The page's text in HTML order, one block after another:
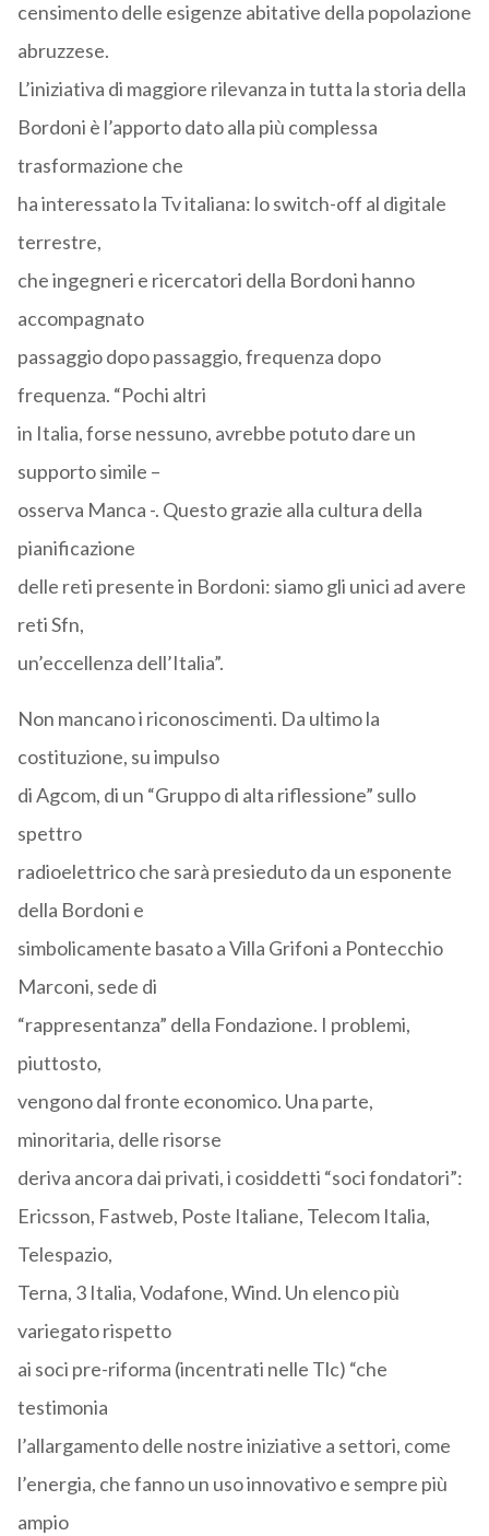
censimento delle esigenze abitative della popolazione
abruzzese.
L’iniziativa di maggiore rilevanza in tutta la storia della
Bordoni è l’apporto dato alla più complessa
trasformazione che
ha interessato la Tv italiana: lo switch-off al digitale
terrestre,
che ingegneri e ricercatori della Bordoni hanno
accompagnato
passaggio dopo passaggio, frequenza dopo
frequenza. “Pochi altri
in Italia, forse nessuno, avrebbe potuto dare un
supporto simile –
osserva Manca -. Questo grazie alla cultura della
pianificazione
delle reti presente in Bordoni: siamo gli unici ad avere
reti Sfn,
un’eccellenza dell’Italia”.
Non mancano i riconoscimenti. Da ultimo la
costituzione, su impulso
di Agcom, di un “Gruppo di alta riflessione” sullo
spettro
radioelettrico che sarà presieduto da un esponente
della Bordoni e
simbolicamente basato a Villa Grifoni a Pontecchio
Marconi, sede di
“rappresentanza” della Fondazione. I problemi,
piuttosto,
vengono dal fronte economico. Una parte,
minoritaria, delle risorse
deriva ancora dai privati, i cosiddetti “soci fondatori”:
Ericsson, Fastweb, Poste Italiane, Telecom Italia,
Telespazio,
Terna, 3 Italia, Vodafone, Wind. Un elenco più
variegato rispetto
ai soci pre-riforma (incentrati nelle Tlc) “che
testimonia
l’allargamento delle nostre iniziative a settori, come
l’energia, che fanno un uso innovativo e sempre più
ampio